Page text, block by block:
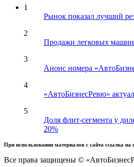
1
Рынок показал лучший
2
Продажи легковых
3
Анонс номера
4
«АвтоБизнесРевю»
5
Доля флит-сегмента у
20%
При использовании материалов с сайта ссылка на
Все права защищены ©